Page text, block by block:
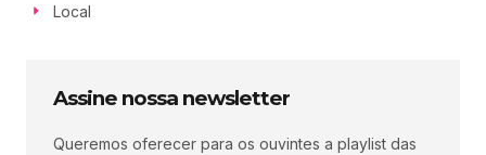
Local
Assine nossa newsletter
Queremos oferecer para os ouvintes a playlist das